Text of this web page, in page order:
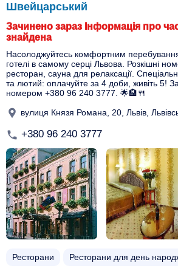
Швейцарський
Зачинено зараз Інформація про
знайдена
Насолоджуйтесь комфортним
готелі в самому серці Львова. Розкішні
ресторан, сауна для релаксації.
та лютий: оплачуйте за 4 доби, живіть 5!
номером +380 96 240 3777. 🌟🏨🍴
вулиця Князя Романа, 20, Львів,
+380 96 240 3777
Ресторани Ресторани для день